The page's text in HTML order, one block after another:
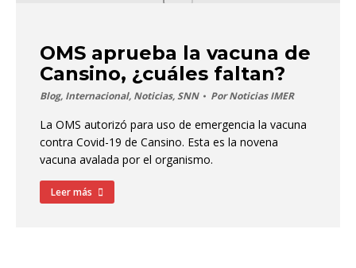
OMS aprueba la vacuna de
Cansino, ¿cuáles faltan?
Blog, Internacional, Noticias,SNN PorNoticias IMER
La OMS autorizó para uso de emergencia la vacuna
contra Covid-19 de Cansino. Esta es la novena
vacuna avalada por el organismo.
Leer más